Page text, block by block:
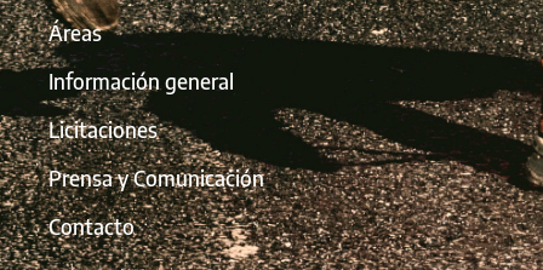
Áreas
Información general
Licitaciones
Prensa y Comunicación
Contacto